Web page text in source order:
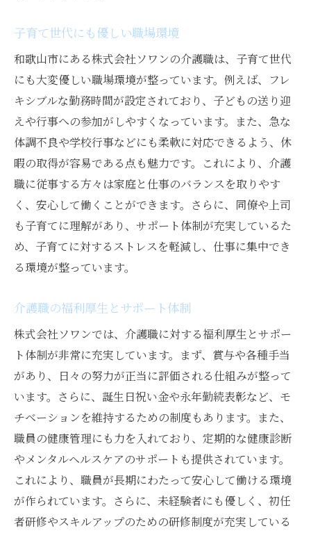
子育て世代にも優しい職場環境
和歌山市にある株式会社ソワンの介護職は、子育て世代
にも大変優しい職場環境が整っています。例えば、フレ
キシブルな勤務時間が設定されており、子どもの送り迎
えや行事への参加がしやすくなっています。また、急な
体調不良や学校行事などにも柔軟に対応できるよう、休
暇の取得が容易である点も魅力です。これにより、介護
職に従事する方々は家庭と仕事のバランスを取りやす
く、安心して働くことができます。さらに、同僚や上司
も子育てに理解があり、サポート体制が充実しているた
め、子育てに対するストレスを軽減し、仕事に集中でき
る環境が整っています。
介護職の福利厚生とサポート体制
株式会社ソワンでは、介護職に対する福利厚生とサポー
ト体制が非常に充実しています。まず、賞与や各種手当
があり、日々の努力が正当に評価される仕組みが整って
います。さらに、誕生日祝い金や永年勤続表彰など、モ
チベーションを維持するための制度もあります。また、
職員の健康管理にも力を入れており、定期的な健康診断
やメンタルヘルスケアのサポートも提供されています。
これにより、職員が長期にわたって安心して働ける環境
が作られています。さらに、未経験者にも優しく、初任
者研修やスキルアップのための研修制度が充実している